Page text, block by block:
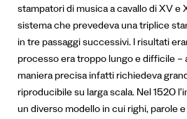
stampatori di musica a cavallo di XV e
sistema che prevedeva una triplice
in tre passaggi successivi. I risultati
processo era troppo lungo e difficile –
maniera precisa infatti richiedeva
riproducibile su larga scala. Nel 1520
un diverso modello in cui righi, parole